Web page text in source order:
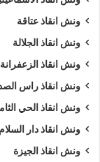
ونش انقاذ عتاقة
ونش انقاذ الجلالة
ونش انقاذ الزعفرانة
ونش انقاذ راس
ونش انقاذ الحي
ونش انقاذ دار السلام
ونش انقاذ الجيزة